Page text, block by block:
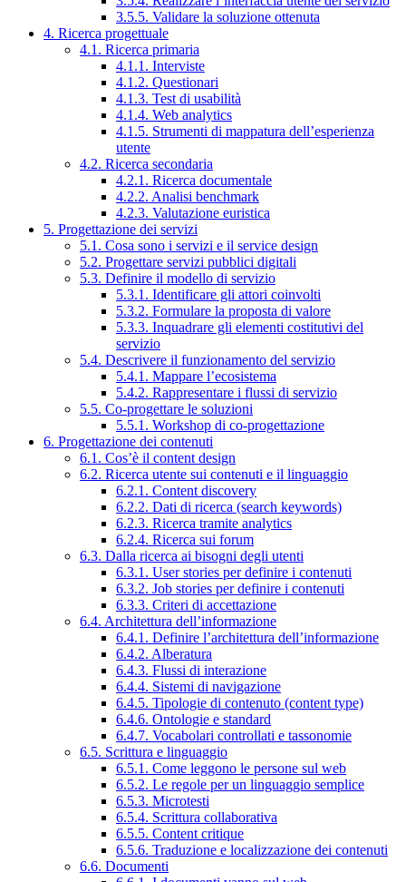
3.5.5. Validare la soluzione ottenuta
4. Ricerca progettuale
4.1. Ricerca primaria
4.1.1. Interviste
4.1.2. Questionari
4.1.3. Test di usabilità
4.1.4. Web analytics
4.1.5. Strumenti di mappatura dell’esperienza
utente
4.2. Ricerca secondaria
4.2.1. Ricerca documentale
4.2.2. Analisi benchmark
4.2.3. Valutazione euristica
5. Progettazione dei servizi
5.1. Cosa sono i servizi e il service design
5.2. Progettare servizi pubblici digitali
5.3. Definire il modello di servizio
5.3.1. Identificare gli attori coinvolti
5.3.2. Formulare la proposta di valore
5.3.3. Inquadrare gli elementi costitutivi del
servizio
5.4. Descrivere il funzionamento del servizio
5.4.1. Mappare l’ecosistema
5.4.2. Rappresentare i flussi di servizio
5.5. Co-progettare le soluzioni
5.5.1. Workshop di co-progettazione
6. Progettazione dei contenuti
6.1. Cos’è il content design
6.2. Ricerca utente sui contenuti e il linguaggio
6.2.1. Content discovery
6.2.2. Dati di ricerca (search keywords)
6.2.3. Ricerca tramite analytics
6.2.4. Ricerca sui forum
6.3. Dalla ricerca ai bisogni degli utenti
6.3.1. User stories per definire i contenuti
6.3.2. Job stories per definire i contenuti
6.3.3. Criteri di accettazione
6.4. Architettura dell’informazione
6.4.1. Definire l’architettura dell’informazione
6.4.2. Alberatura
6.4.3. Flussi di interazione
6.4.4. Sistemi di navigazione
6.4.5. Tipologie di contenuto (content type)
6.4.6. Ontologie e standard
6.4.7. Vocabolari controllati e tassonomie
6.5. Scrittura e linguaggio
6.5.1. Come leggono le persone sul web
6.5.2. Le regole per un linguaggio semplice
6.5.3. Microtesti
6.5.4. Scrittura collaborativa
6.5.5. Content critique
6.5.6. Traduzione e localizzazione dei contenuti
6.6. Documenti